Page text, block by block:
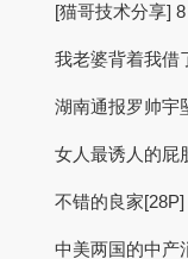
[猫哥技术分享]
我老婆背着我借
湖南通报罗帅宇
女人最诱人的屁
不错的良家[28P]
中美两国的中产